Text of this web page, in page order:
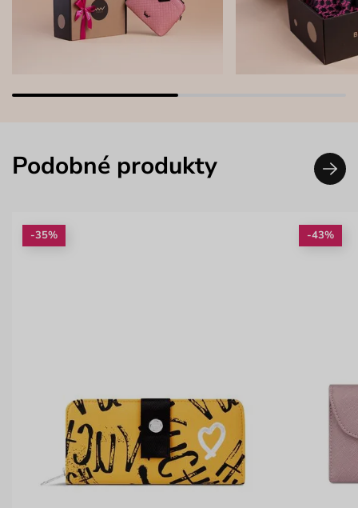
Podobné produkty
-35% -43%